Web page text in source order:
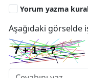
Yorum yazma
Aşağıdaki görselde